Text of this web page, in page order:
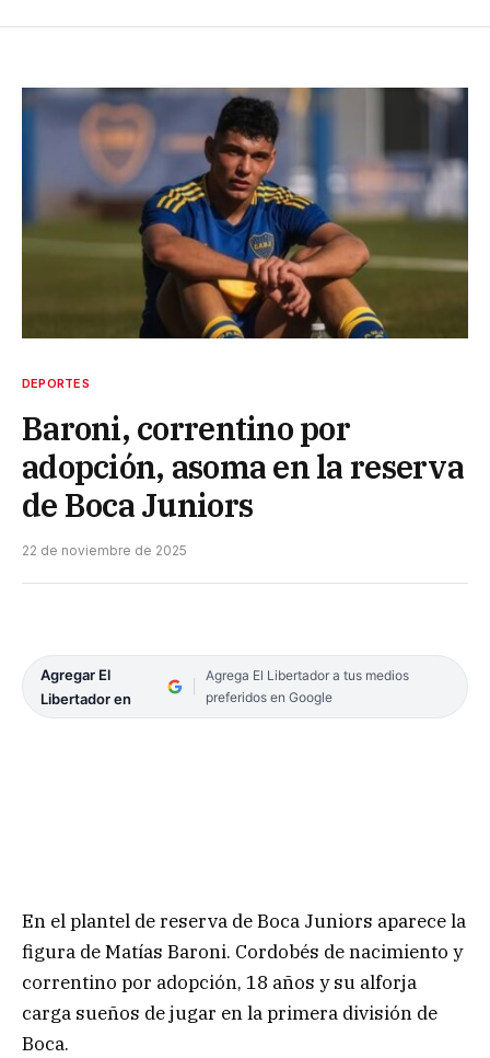
DEPORTES
Baroni, correntino por
adopción, asoma en la reserva
de Boca Juniors
22 de noviembre de 2025
Agregar El
Libertador en
Agrega El Libertador a tus medios
preferidos en Google
En el plantel de reserva de Boca Juniors aparece la
figura de Matías Baroni. Cordobés de nacimiento y
correntino por adopción, 18 años y su alforja
carga sueños de jugar en la primera división de
Boca.